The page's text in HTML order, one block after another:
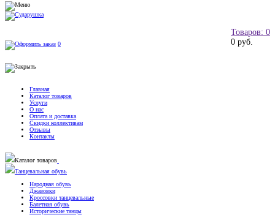
Товаров: 0
0 руб.
0
Главная
Каталог товаров
Услуги
О нас
Оплата и доставка
Скидки коллективам
Отзывы
Контакты
Каталог товаров
Танцевальная обувь
Народная обувь
Джазовки
Кроссовки танцевальные
Балетная обувь
Исторические танцы